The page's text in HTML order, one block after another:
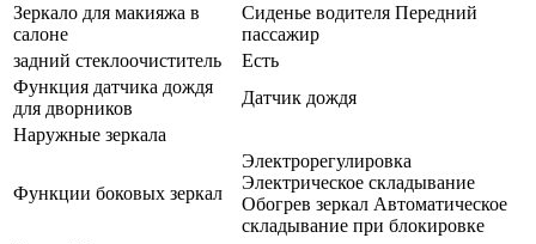
Зеркало для макияжа в
салоне
Сиденье водителя Передний
пассажир
задний стеклоочиститель
Есть
Функция датчика дождя
для дворников
Датчик дождя
Наружные зеркала
Функции боковых зеркал
Электрорегулировка
Электрическое складывание
Обогрев зеркал Автоматическое
складывание при блокировке